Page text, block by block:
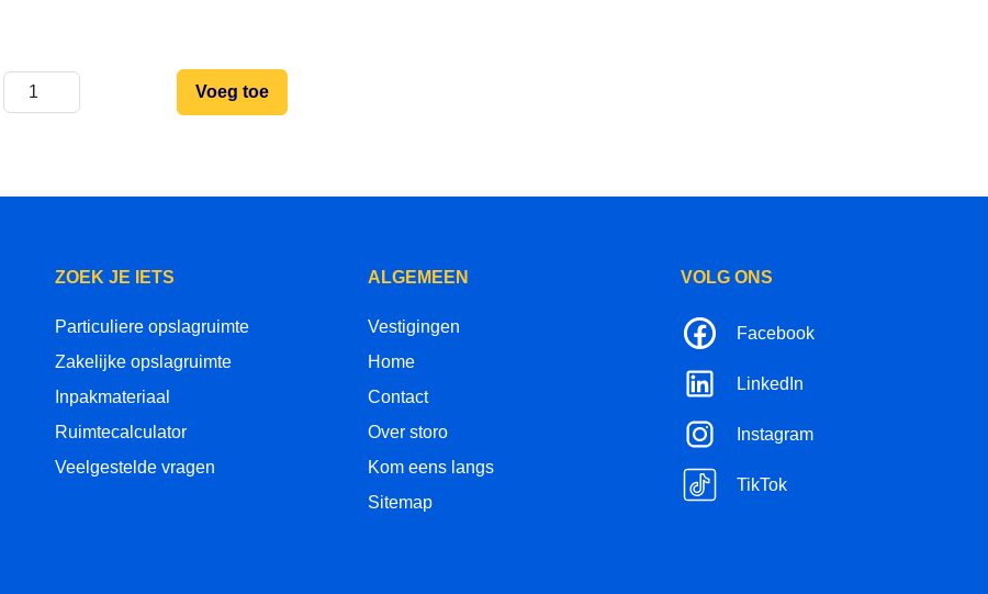
Voeg toe
ZOEK JE IETS
Particuliere opslagruimte
Zakelijke opslagruimte
Inpakmateriaal
Ruimtecalculator
Veelgestelde vragen
ALGEMEEN
Vestigingen
Home
Contact
Over storo
Kom eens langs
Sitemap
VOLG ONS
Facebook
LinkedIn
Instagram
TikTok